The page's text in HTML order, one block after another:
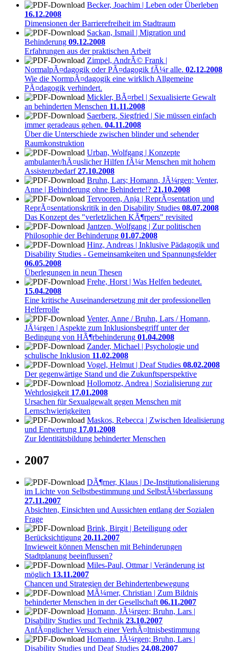
Becker, Joachim | Leben oder Überleben
16.12.2008
Dimensionen der Barrierefreiheit im Stadtraum
Sackan, Ismail | Migration und
Behinderung 09.12.2008
Erfahrungen aus der praktischen Arbeit
Zimpel, AndrÃ© Frank |
NormalpÃ¤dagogik oder PÃ¤dagogik fÃ¼r alle. 02.12.2008
Wie die NormpÃ¤dagogik eine wirklich Allgemeine
PÃ¤dagogik verhindert.
Mickler, BÃ¤rbel | Sexualisierte Gewalt
an behinderten Menschen 11.11.2008
Saerberg, Siegfried | Sie müssen einfach
immer geradeaus gehen. 04.11.2008
Über die Unterschiede zwischen blinder und sehender
Raumkonstruktion
Urban, Wolfgang | Konzepte
ambulanter/hÃ¤uslicher Hilfen fÃ¼r Menschen mit hohem
Assistenzbedarf27.10.2008
Bruhn, Lars; Homann, JÃ¼rgen; Venter,
Anne | Behinderung ohne Behinderte!? 21.10.2008
Tervooren, Anja | ReprÃ¤sentation und
ReprÃ¤sentationskritik in den Disability Studies 08.07.2008
Das Konzept des "verletzlichen KÃ¶rpers" revisited
Jantzen, Wolfgang | Zur politischen
Philosophie der Behinderung 01.07.2008
Hinz, Andreas | Inklusive Pädagogik und
Disability Studies - Gemeinsamkeiten und Spannungsfelder
06.05.2008
Überlegungen in neun Thesen
Frehe, Horst | Was Helfen bedeutet.
15.04.2008
Eine kritische Auseinandersetzung mit der professionellen
Helferrolle
Venter, Anne / Bruhn, Lars / Homann,
JÃ¼rgen | Aspekte zum Inklusionsbegriff unter der
Bedingung von HÃ¶rbehinderung 01.04.2008
Zander, Michael | Psychologie und
schulische Inklusion 11.02.2008
Vogel, Helmut | Deaf Studies 08.02.2008
Der gegenwärtige Stand und die Zukunftsperspektive
Hollomotz, Andrea | Sozialisierung zur
Wehrlosigkeit 17.01.2008
Ursachen für Sexualgewalt gegen Menschen mit
Lernschwierigkeiten
Maskos, Rebecca | Zwischen Idealisierung
und Entwertung 17.01.2008
Zur Identitätsbildung behinderter Menschen
2007
DÃ¶rner, Klaus | De-Institutionalisierung
im Lichte von Selbstbestimmung und SelbstÃ¼berlassung
27.11.2007
Absichten, Einsichten und Aussichten entlang der Sozialen
Frage
Brink, Birgit | Beteiligung oder
Berücksichtigung 20.11.2007
Inwieweit können Menschen mit Behinderungen
Stadtplanung beeinflussen?
Miles-Paul, Ottmar | Veränderung ist
möglich 13.11.2007
Chancen und Strategien der Behindertenbewegung
MÃ¼rner, Christian | Zum Bildnis
behinderter Menschen in der Gesellschaft 06.11.2007
Homann, JÃ¼rgen; Bruhn, Lars |
Disability Studies und Technik 23.10.2007
AnfÃ¤nglicher Versuch einer VerhÃ¤ltnisbestimmung
Homann, JÃ¼rgen; Bruhn, Lars |
Disability Studies und Deaf Studies 24.08.2007